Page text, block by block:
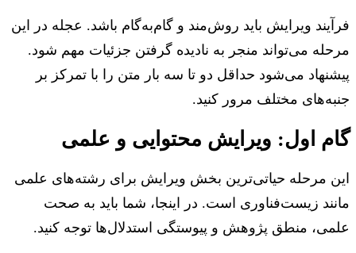
ویرایش باید روش‌مند و گام‌به‌گام باشد. عجله در این
می‌تواند منجر به نادیده گرفتن جزئیات مهم شود.
می‌شود حداقل دو تا سه بار متن را با تمرکز بر
مختلف مرور کنید.
اول: ویرایش محتوایی و علمی
مرحله حیاتی‌ترین بخش ویرایش برای رشته‌های علمی
زیست‌فناوری است. در اینجا، شما باید به صحت
منطق پژوهش و پیوستگی استدلال‌ها توجه کنید.